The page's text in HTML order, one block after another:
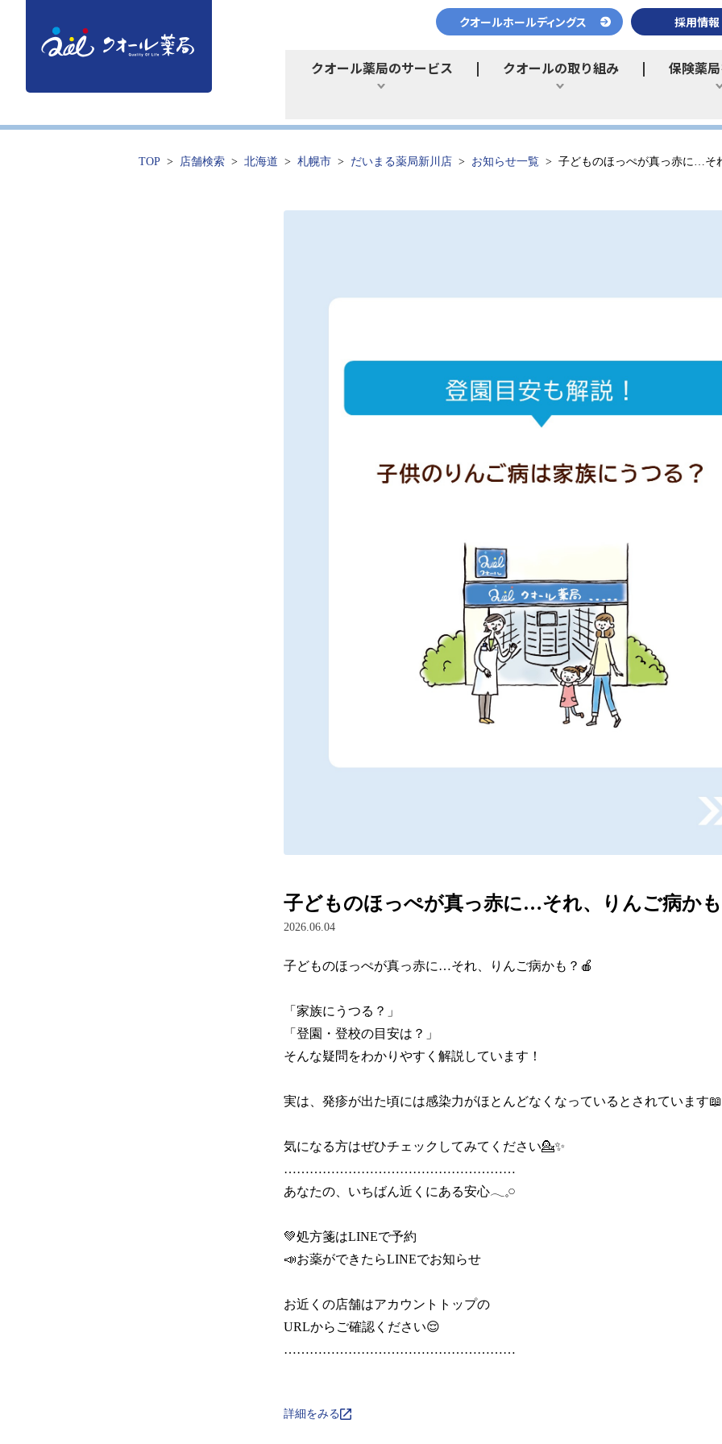
クオール薬局のサービス
ひらく
クオールの取り組み
ひらく
保険薬
クオールホールディングス 採用情報
TOP 店舗検索 北海道 札幌市 だいまる薬局新川店 お知らせ一覧 子どものほっぺが真っ赤に…そ
子どものほっぺが真っ赤に…それ、りんご病か
2026.06.04
子どものほっぺが真っ赤に…それ、りんご病かも？🍎
「家族にうつる？」
「登園・登校の目安は？」
そんな疑問をわかりやすく解説しています！
実は、発疹が出た頃には感染力がほとんどなくなっているとされています📖
気になる方はぜひチェックしてみてください💁✨
………………………………………………
あなたの、いちばん近くにある安心𓂃𓈒𓏸
💚処方箋はLINEで予約
📣お薬ができたらLINEでお知らせ
お近くの店舗はアカウントトップの
URLからご確認ください😌
………………………………………………
詳細をみる